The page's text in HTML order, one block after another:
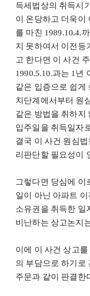
득세법상의 취득시
이 온당하고 더욱이
를 마친 1989.10.4.
지 못하여서 이전등
고 한다면 이 사건
1990.5.10.과는 1년
같은 입증으로 쉽게
치단계에서부터 원
같은 방법을 취하지
입주일을 취득일자
결국 이 사건 원심
리판단할 필요성이
그렇다면 당심에 이
일이 아닌 아파트
소유권을 취득한 일
비난하는 상고논지
이에 이 사건 상고
의 부담으로 하기로
주문과 같이 판결한